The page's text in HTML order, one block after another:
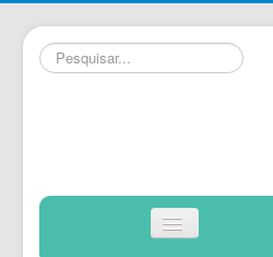
Pesquisar...
Alternar
Navegação